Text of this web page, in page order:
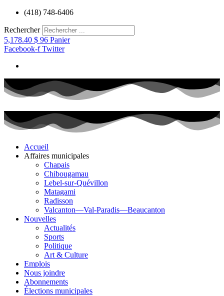
Aller
contenu
(418) 748-6406
Rechercher
5,178.40 $ 96 Panier
Facebook-f Twitter
Accueil
Affaires municipales
Chapais
Chibougamau
Lebel-sur-Quévillon
Matagami
Radisson
Valcanton—Val-Paradis—Beaucanton
Nouvelles
Actualités
Sports
Politique
Art & Culture
Emplois
Nous joindre
Abonnements
Élections municipales